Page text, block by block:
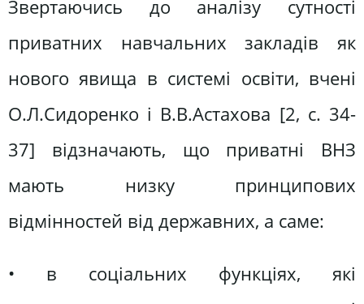
Звертаючись до аналізу сутності
приватних навчальних закладів як
нового явища в системі освіти, вчені
О.Л.Сидоренко і В.В.Астахова [2, с. 34-
37] відзначають, що приватні ВНЗ
мають низку принципових
відмінностей від державних, а саме:
• в соціальних функціях, які